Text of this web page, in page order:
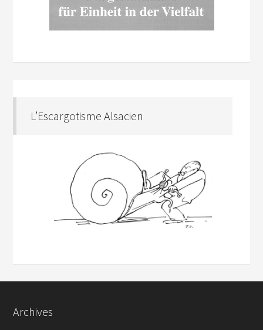
L’Escargotisme Alsacien
Archives